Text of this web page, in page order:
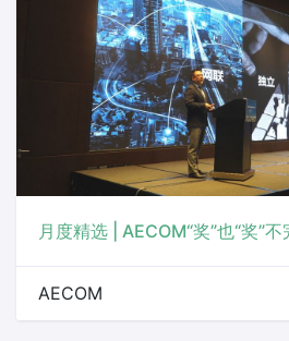
月度精选 | AECOM“奖”也“奖”不
AECOM